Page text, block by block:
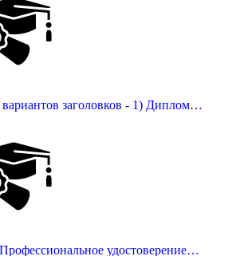
вариантов заголовков - 1) Диплом…
удостоверение…